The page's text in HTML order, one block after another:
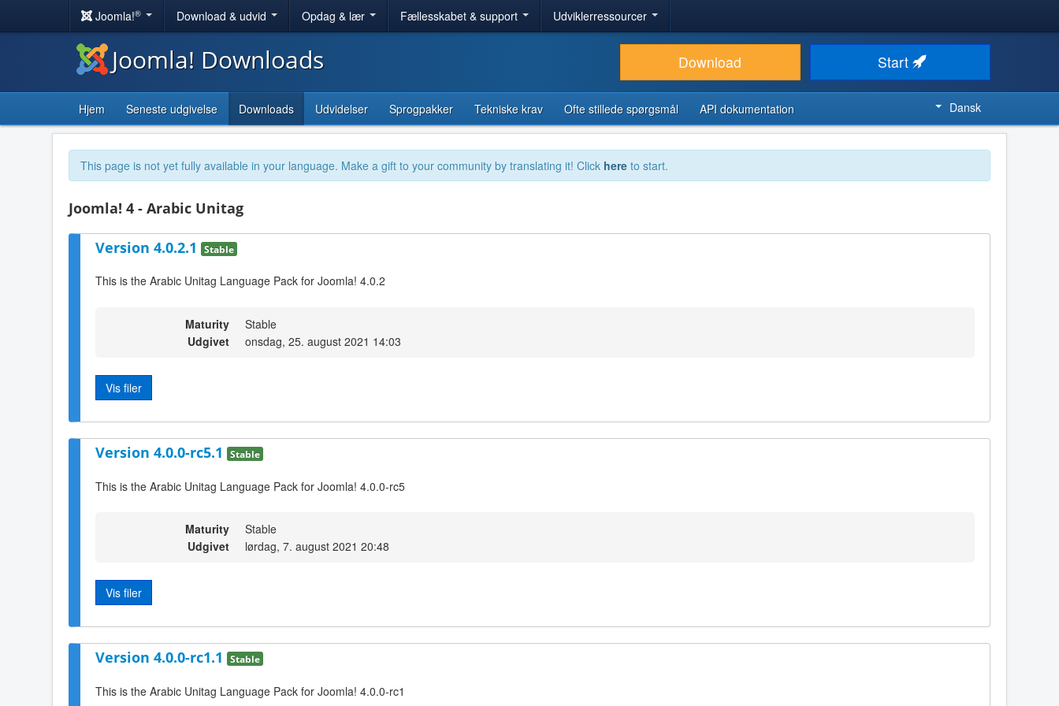
Joomla!® Download & udvid Opdag & lær Fællesskabet & support Udviklerressourcer
Joomla! Downloads Download Start
Hjem Seneste udgivelse Downloads Udvidelser Sprogpakker Tekniske krav Ofte stillede spørgsmål API dokumentation Dansk
This page is not yet fully available in your language. Make a gift to your community by translating it! Click here to start.
Joomla! 4 - Arabic Unitag
Version 4.0.2.1 Stable
This is the Arabic Unitag Language Pack for Joomla! 4.0.2
Maturity
Stable
Udgivet
onsdag, 25. august 2021 14:03
Vis filer
Version 4.0.0-rc5.1 Stable
This is the Arabic Unitag Language Pack for Joomla! 4.0.0-rc5
Maturity
Stable
Udgivet
lørdag, 7. august 2021 20:48
Vis filer
Version 4.0.0-rc1.1 Stable
This is the Arabic Unitag Language Pack for Joomla! 4.0.0-rc1